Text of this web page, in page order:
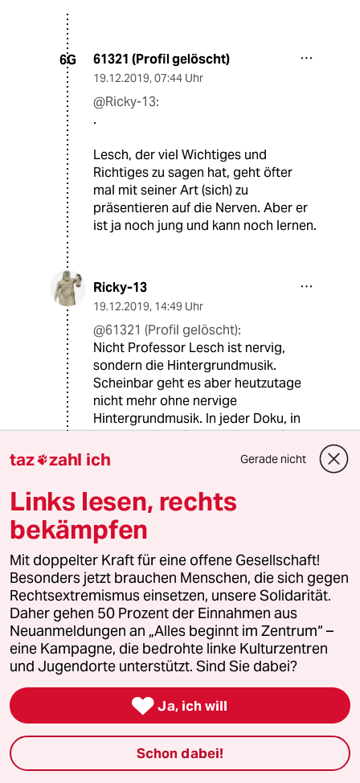
6G 61321 (Profil gelöscht)
19.12.2019, 07:44 Uhr
@Ricky-13:
.
Lesch, der viel Wichtiges und
Richtiges zu sagen hat, geht öfter
mal mit seiner Art (sich) zu
präsentieren auf die Nerven. Aber er
ist ja noch jung und kann noch lernen.
Ricky-13
19.12.2019, 14:49 Uhr
@61321 (Profil gelöscht):
Nicht Professor Lesch ist nervig,
sondern die Hintergrundmusik.
Scheinbar geht es aber heutzutage
nicht mehr ohne nervige
Hintergrundmusik. In jeder Doku, in
jedem Bericht, überall wird nervige
Hintergrundmusik unterlegt. Wenn
ich Musik hören will, dann höre ich
Musik, wenn ich aber eine Doku oder
einen Bericht mir ansehe/anhöre,
dann will ich kein dämliches
"Geklimper" im Hintergrund hören.
Anbei noch eine ***Liste von Unfällen
in kerntechnischen Anlagen***
de.wikipedia.org/w...echnischen_Anla
gen
6G 61321 (Profil gelöscht)
19.12.2019,
@Ricky-13:
Danke für all die Links
taz zahl ich Gerade nicht
Links lesen, rechts
bekämpfen
Mit doppelter Kraft für eine offene Gesellschaft!
Besonders jetzt brauchen Menschen, die sich gegen
Rechtsextremismus einsetzen, unsere Solidarität.
Daher gehen 50 Prozent der Einnahmen aus
Neuanmeldungen an „Alles beginnt im Zentrum“ –
eine Kampagne, die bedrohte linke Kulturzentren
und Jugendorte unterstützt. Sind Sie dabei?
 Ja, ich will
Schon dabei!